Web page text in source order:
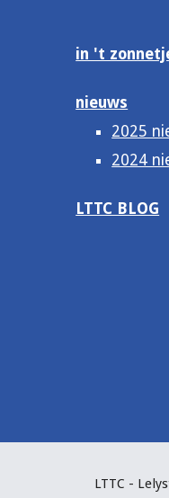
in 't
nieuws
2025
2024
LTTC BLOG
LTTC -